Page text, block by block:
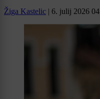
Žiga Kastelic | 6. julij 2026